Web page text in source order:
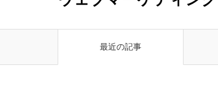
最近の記事